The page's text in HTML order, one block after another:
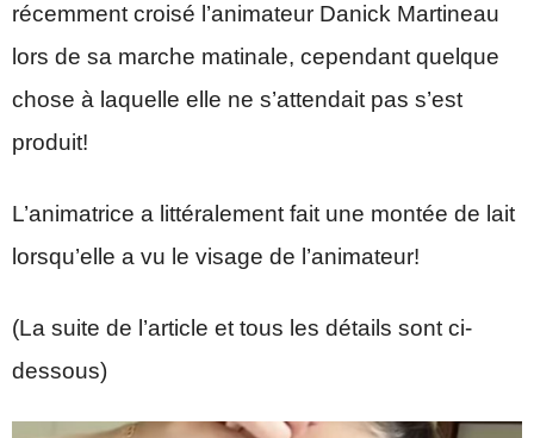
récemment croisé l’animateur Danick Martineau
lors de sa marche matinale, cependant quelque
chose à laquelle elle ne s’attendait pas s’est
produit!
L’animatrice a littéralement fait une montée de lait
lorsqu’elle a vu le visage de l’animateur!
(La suite de l’article et tous les détails sont ci-
dessous)